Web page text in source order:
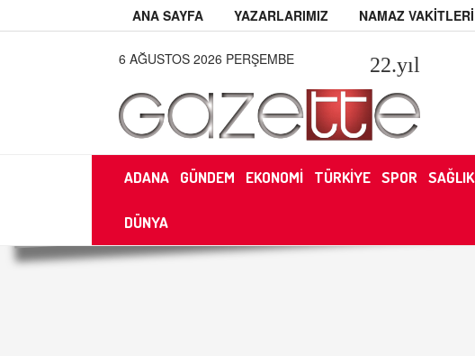
ANA SAYFA YAZARLARIMIZ NAMAZ VAKİTLERİ
6 AĞUSTOS 2026 PERŞEMBE 22.yıl
ADANA GÜNDEM EKONOMİ TÜRKİYE SPOR SAĞLIK
DÜNYA